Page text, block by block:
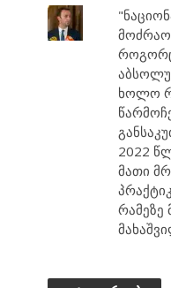
ხოლო
2022
მათი
რამეზე